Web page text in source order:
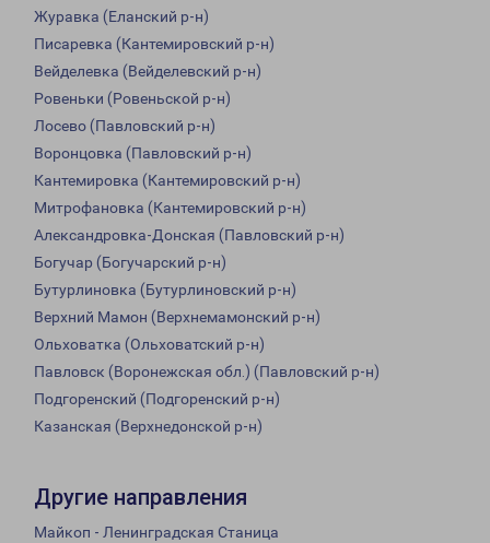
Журавка (Еланский р-н)
Писаревка (Кантемировский р-н)
Вейделевка (Вейделевский р-н)
Ровеньки (Ровеньской р-н)
Лосево (Павловский р-н)
Воронцовка (Павловский р-н)
Кантемировка (Кантемировский р-н)
Митрофановка (Кантемировский р-н)
Александровка-Донская (Павловский р-н)
Богучар (Богучарский р-н)
Бутурлиновка (Бутурлиновский р-н)
Верхний Мамон (Верхнемамонский р-н)
Ольховатка (Ольховатский р-н)
Павловск (Воронежская обл.) (Павловский р-н)
Подгоренский (Подгоренский р-н)
Казанская (Верхнедонской р-н)
Другие направления
Майкоп - Ленинградская Станица